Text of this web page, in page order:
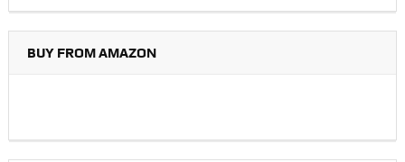
BUY FROM AMAZON